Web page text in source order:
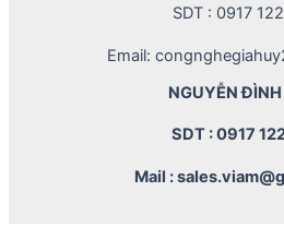
SDT : 0917
Email:
NGUYỄN
SDT : 0917
Mail :